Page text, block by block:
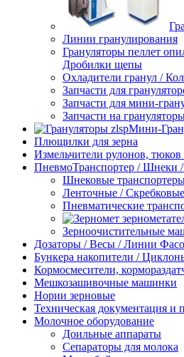
Линии гранулирования
Грануляторы пеллет
Дробилки щепы
Охладители гранул /
Запчасти для
Запчасти для мини-
Запчасти на
Мини-
Плющилки для зерна
Измельчители рулонов,
ПневмоТранспортер / Шнеки /
Шнековые
Ленточные /
Пневматические
Зерноочистительные
Дозаторы / Весы / Линии
Бункера накопители /
Кормосмесители,
Мешкозашивочные машинки
Нории зерновые
Техническая документация и
Молочное оборудование
Доильные аппараты
Сепараторы для молока